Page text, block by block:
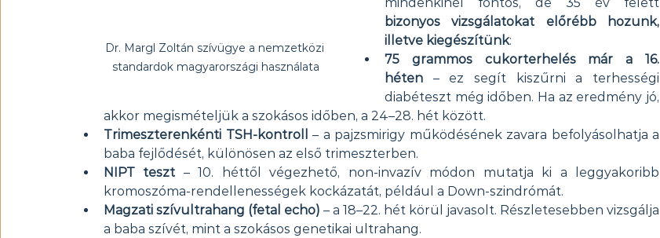
Dr. Margl Zoltán szívügye a nemzetközi
standardok magyarországi használata
bizonyos vizsgálatokat előrébb hozunk,
illetve kiegészítünk:
75 grammos cukorterhelés már a 16.
héten – ez segít kiszűrni a terhességi
diabéteszt még időben. Ha az eredmény jó,
akkor megismételjük a szokásos időben, a 24–28. hét között.
Trimeszterenkénti TSH-kontroll
– a pajzsmirigy működésének zavara befolyásolhatja a
baba fejlődését, különösen az első trimeszterben.
NIPT teszt – 10. héttől végezhető, non-invazív módon mutatja ki a leggyakoribb
kromoszóma-rendellenességek kockázatát, például a Down-szindrómát.
Magzati szívultrahang (fetal echo) – a 18–22. hét körül javasolt. Részletesebben vizsgálja
a baba szívét, mint a szokásos genetikai ultrahang.